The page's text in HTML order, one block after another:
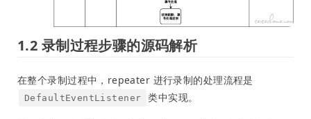
1.2 录制过程步骤的源码解析
在整个录制过程中，repeater 进行录制的处理流程是
DefaultEventListener 类中实现。